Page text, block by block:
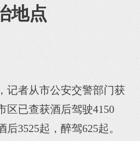
地点
记者从市公安交警部门获
区已查获酒后驾驶4150
后3525起，醉驾625起。